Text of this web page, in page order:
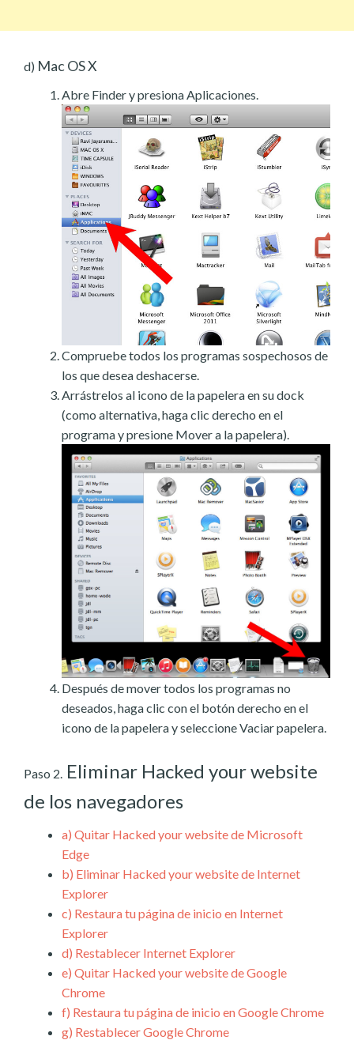
d) Mac OS X
Abre Finder y presiona Aplicaciones.
Compruebe todos los programas sospechosos de
los que desea deshacerse.
Arrástrelos al icono de la papelera en su dock
(como alternativa, haga clic derecho en el
programa y presione Mover a la papelera).
Después de mover todos los programas no
deseados, haga clic con el botón derecho en el
icono de la papelera y seleccione Vaciar papelera.
Paso 2. Eliminar Hacked your website
de los navegadores
a) Quitar Hacked your website de Microsoft
Edge
b) Eliminar Hacked your website de Internet
Explorer
c) Restaura tu página de inicio en Internet
Explorer
d) Restablecer Internet Explorer
e) Quitar Hacked your website de Google
Chrome
f) Restaura tu página de inicio en Google Chrome
g) Restablecer Google Chrome